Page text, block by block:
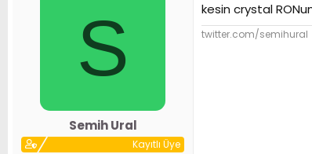
S
Semih Ural
Kayıtlı Üye
kesin crystal
twitter.com/semihural